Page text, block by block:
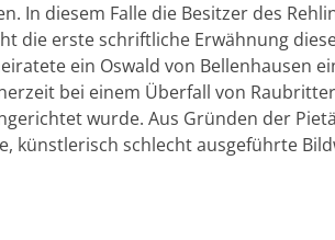
diesem Falle die Besitzer des
die erste schriftliche Erwähnung
ein Oswald von Bellenhausen
bei einem Überfall von
wurde. Aus Gründen der
künstlerisch schlecht ausgeführte